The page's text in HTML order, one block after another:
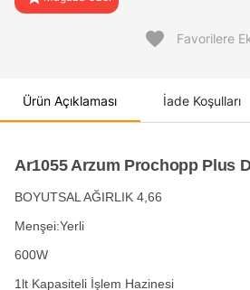
favorite Favorilere
Ürün Açıklaması İade Koşulları
Ar1055 Arzum Prochopp Plus
BOYUTSAL AĞIRLIK 4,66
Menşei:Yerli
600W
1lt Kapasiteli İşlem Hazinesi